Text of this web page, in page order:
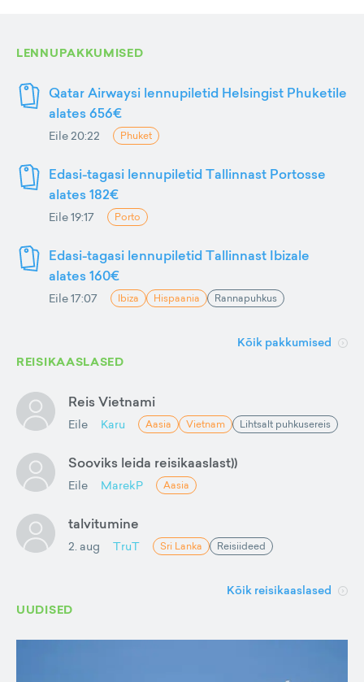
LENNUPAKKUMISED
Qatar Airwaysi lennupiletid Helsingist Phuketile
alates 656€
Eile 20:22 Phuket
Edasi-tagasi lennupiletid Tallinnast Portosse
alates 182€
Eile 19:17 Porto
Edasi-tagasi lennupiletid Tallinnast Ibizale
alates 160€
Eile 17:07 Ibiza Hispaania Rannapuhkus
Kõik pakkumised
REISIKAASLASED
Reis Vietnami
Eile Karu Aasia Vietnam Lihtsalt puhkusereis
Sooviks leida reisikaaslast))
Eile MarekP Aasia
talvitumine
2. aug TruT Sri Lanka Reisiideed
Kõik reisikaaslased
UUDISED